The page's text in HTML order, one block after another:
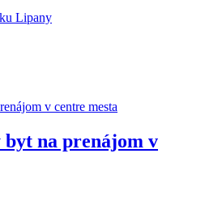
Lipany
na prenájom v